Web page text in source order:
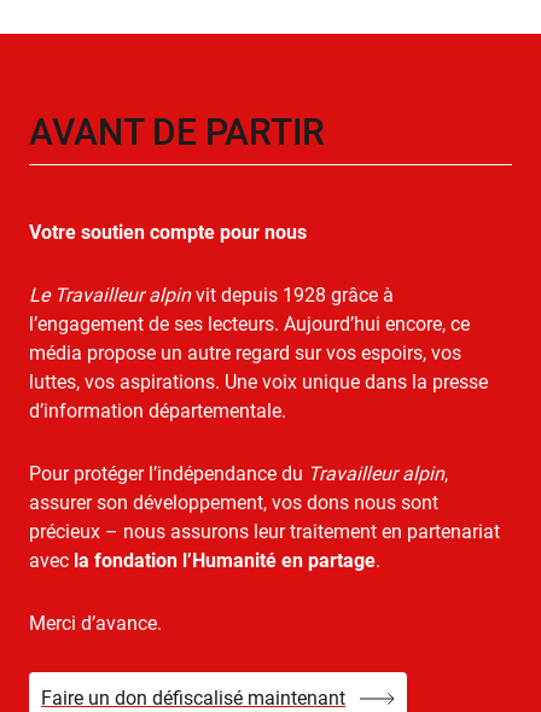
AVANT DE PARTIR
Votre soutien compte pour nous
Le Travailleur alpinvit depuis 1928 grâce à
l’engagement de ses lecteurs. Aujourd’hui encore, ce
média propose un autre regard sur vos espoirs, vos
luttes, vos aspirations. Une voix unique dans la presse
d’information départementale.
Pour protéger l’indépendance du Travailleur alpin,
assurer son développement, vos dons nous sont
précieux – nous assurons leur traitement en partenariat
avec la fondation l’Humanité en partage.
Merci d’avance.
Faire un don défiscalisé maintenant